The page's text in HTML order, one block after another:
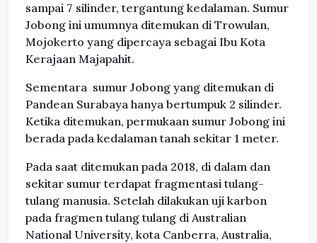
sampai 7 silinder, tergantung kedalaman. Sumur
Jobong ini umumnya ditemukan di Trowulan,
Mojokerto yang dipercaya sebagai Ibu Kota
Kerajaan Majapahit.
Sementara sumur Jobong yang ditemukan di
Pandean Surabaya hanya bertumpuk 2 silinder.
Ketika ditemukan, permukaan sumur Jobong ini
berada pada kedalaman tanah sekitar 1 meter.
Pada saat ditemukan pada 2018, di dalam dan
sekitar sumur terdapat fragmentasi tulang-
tulang manusia. Setelah dilakukan uji karbon
pada fragmen tulang tulang di Australian
National University, kota Canberra, Australia,